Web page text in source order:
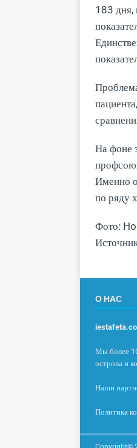
183
На фоне
Именно
по ряду
Фото:
О НАС
Мы более
острова и
Наши
Политика